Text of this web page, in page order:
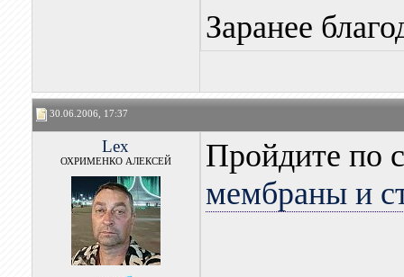
Заранее
30.06.2006, 17:37
Lex
ОХРИМЕНКО АЛЕКСЕЙ
Пройдите по
мембраны и